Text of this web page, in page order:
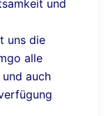
und
uns die
alle
auch